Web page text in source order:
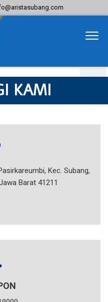
KAMI
Kec. Subang,
Barat 41211